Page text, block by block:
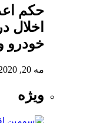
حکم
اخلال
خودرو
مه 20, 2020
ویژه